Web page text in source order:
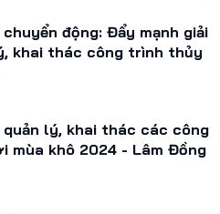
chuyển động: Đẩy mạnh giải
khai thác công trình thủy
lý, khai thác các công
mùa khô 2024 - Lâm Đồng